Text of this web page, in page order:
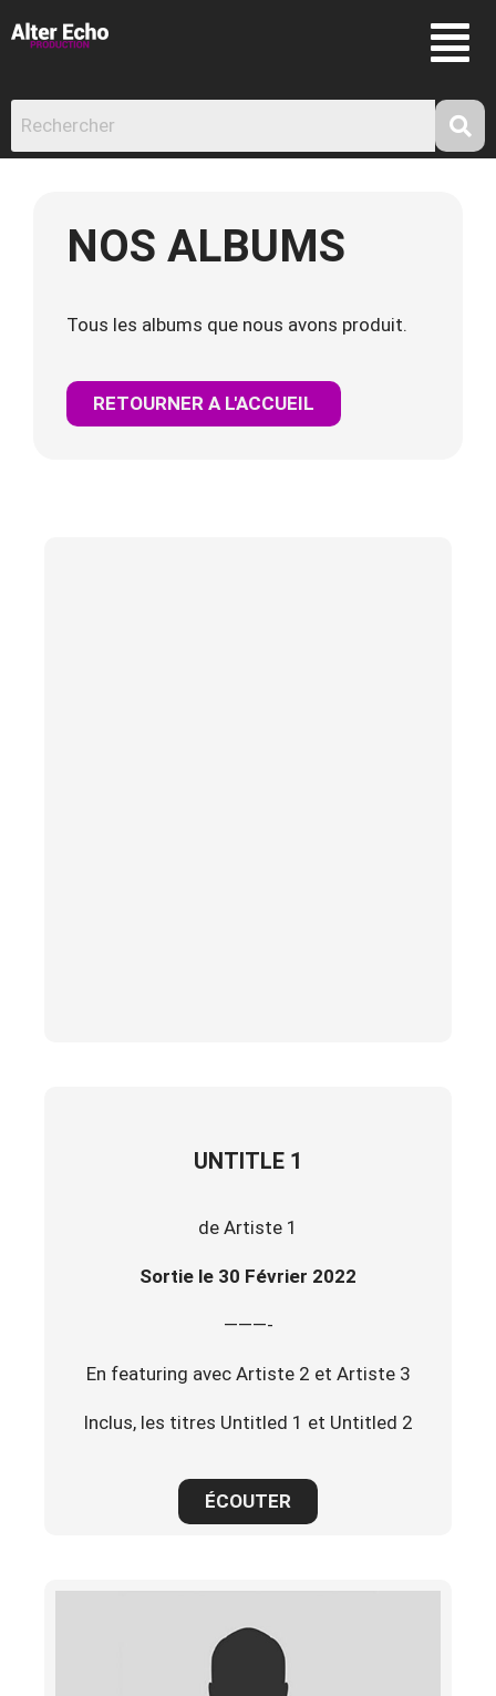
NOS ALBUMS
Tous les albums que nous avons produit.
RETOURNER A L'ACCUEIL
UNTITLE 1
de Artiste 1
Sortie le 30 Février 2022
———-
En featuring avec Artiste 2 et Artiste 3
Inclus, les titres Untitled 1 et Untitled 2
ÉCOUTER